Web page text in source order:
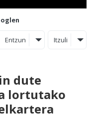
Entzun Itzuli
dute
lortutako